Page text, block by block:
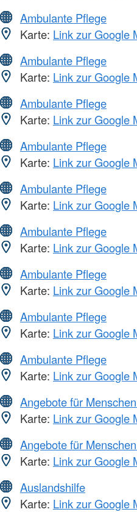
Ambulante Pflege
Karte: Link zur Google
Ambulante Pflege
Karte: Link zur Google
Ambulante Pflege
Karte: Link zur Google
Ambulante Pflege
Karte: Link zur Google
Ambulante Pflege
Karte: Link zur Google
Ambulante Pflege
Karte: Link zur Google
Ambulante Pflege
Karte: Link zur Google
Ambulante Pflege
Karte: Link zur Google
Ambulante Pflege
Karte: Link zur Google
Angebote für
Karte: Link zur Google
Angebote für
Karte: Link zur Google
Auslandshilfe
Karte: Link zur Google